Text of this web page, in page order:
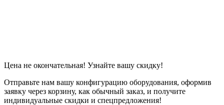
Цена не окончательная! Узнайте вашу скидку!
Отправьте нам вашу конфигурацию оборудования, оформив
заявку через корзину, как обычный заказ, и получите
индивидуальные скидки и спецпредложения!